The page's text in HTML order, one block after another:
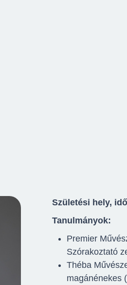
Születési hely,
Tanulmányok:
Premier
Szórakoztató
Théba
magánénekes